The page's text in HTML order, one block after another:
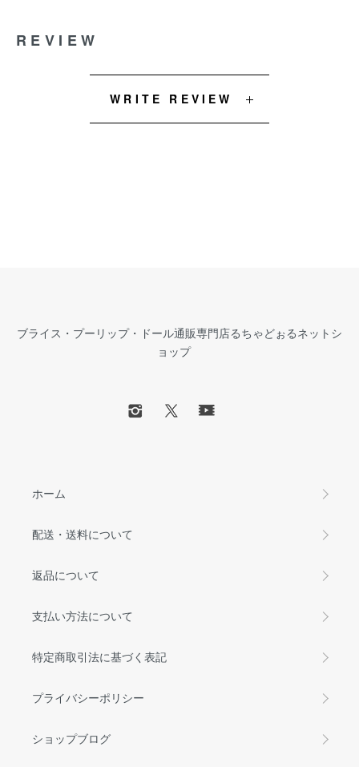
REVIEW
WRITE REVIEW
ブライス・プーリップ・ドール通販専門店るちゃどぉるネットシ
ョップ
ホーム
配送・送料について
返品について
支払い方法について
特定商取引法に基づく表記
プライバシーポリシー
ショップブログ